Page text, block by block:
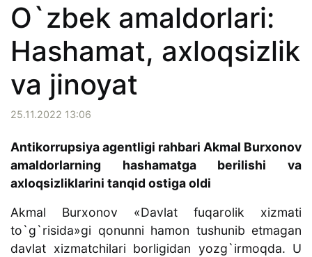
O`zbek amaldorlari:
Hashamat, axloqsizlik
va jinoyat
25.11.2022 13:06
Antikorrupsiya agentligi rahbari Akmal Burxonov
amaldorlarning hashamatga berilishi va
axloqsizliklarini tanqid ostiga oldi
Akmal Burxonov «Davlat fuqarolik xizmati
to`g`risida»gi qonunni hamon tushunib etmagan
davlat xizmatchilari borligidan yozg`irmoqda. U